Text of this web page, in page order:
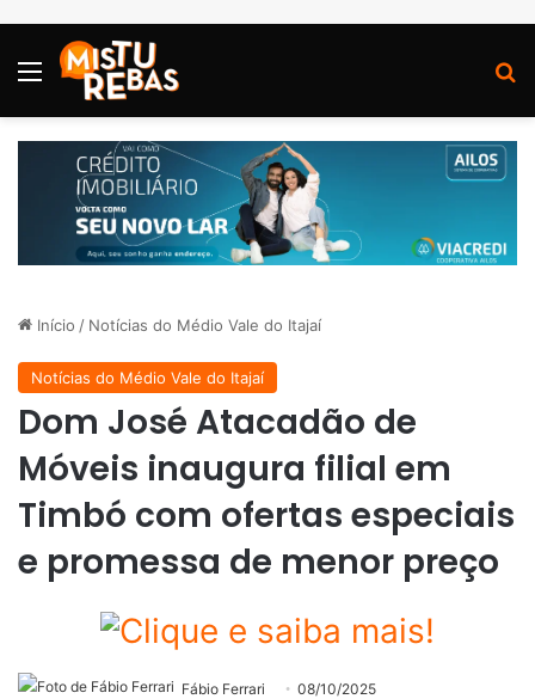
Menu
Início / Notícias do Médio Vale do Itajaí
Notícias do Médio Vale do Itajaí
Dom José Atacadão de
Móveis inaugura filial em
Timbó com ofertas especiais
e promessa de menor preço
Fábio Ferrari 08/10/2025